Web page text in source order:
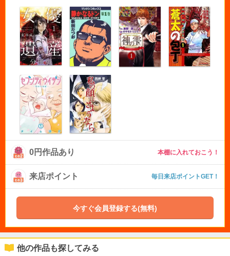
0円作品あり 本棚に入れておこう！
来店ポイント 毎日来店ポイントGET！
今すぐ会員登録する(無料)
他の作品も探してみる